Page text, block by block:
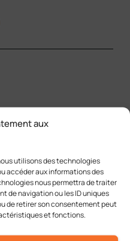
aux
utilisons des technologies
accéder aux informations des
nous permettra de traiter
de navigation ou les ID uniques
de retirer son consentement peut
et fonctions.